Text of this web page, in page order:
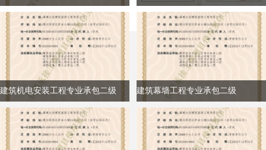
建筑机电安装工程专业承包二级 建筑幕墙工程专业承包二级